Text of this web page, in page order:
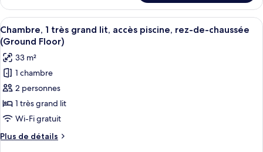
très
grand
lit
le
type
de
chambre
Chambre,
très
grand
lit
Afficher
toutes
les
photos
pour
ce
type
de
chambre :
Chambre,
Une chambre d’hôtel moderne
10
Chambre, 1 très grand lit, accès piscine, rez-de-chaussée
(Ground Floor)
33 m²
1 chambre
2 personnes
1 très grand lit
Wi-Fi gratuit
Plus de détails
Plus